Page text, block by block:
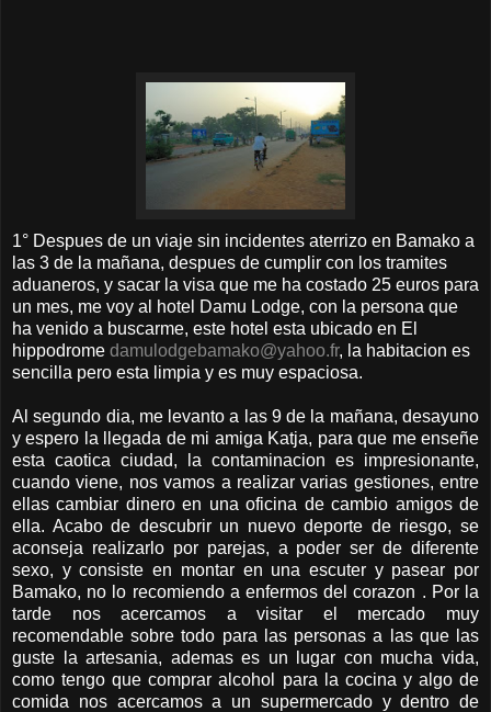
1° Despues de un viaje sin incidentes aterrizo en Bamako a
las 3 de la mañana, despues de cumplir con los tramites
aduaneros, y sacar la visa que me ha costado 25 euros para
un mes, me voy al hotel Damu Lodge, con la persona que
ha venido a buscarme, este hotel esta ubicado en El
hippodrome damulodgebamako@yahoo.fr, la habitacion es
sencilla pero esta limpia y es muy espaciosa.
Al segundo dia, me levanto a las 9 de la mañana, desayuno
y espero la llegada de mi amiga Katja, para que me enseñe
esta caotica ciudad, la contaminacion es impresionante,
cuando viene, nos vamos a realizar varias gestiones, entre
ellas cambiar dinero en una oficina de cambio amigos de
ella. Acabo de descubrir un nuevo deporte de riesgo, se
aconseja realizarlo por parejas, a poder ser de diferente
sexo, y consiste en montar en una escuter y pasear por
Bamako, no lo recomiendo a enfermos del corazon . Por la
tarde nos acercamos a visitar el mercado muy
recomendable sobre todo para las personas a las que las
guste la artesania, ademas es un lugar con mucha vida,
como tengo que comprar alcohol para la cocina y algo de
comida nos acercamos a un supermercado y dentro de